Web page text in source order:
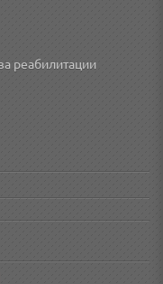
реабилитации